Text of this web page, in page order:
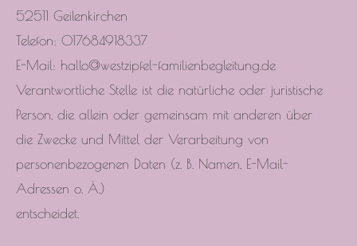
52511 Geilenkirchen
Telefon: 017684918337
E-Mail: hallo@westzipfel-familienbegleitung.de
Verantwortliche Stelle ist die natürliche oder juristische
Person, die allein oder gemeinsam mit anderen über
die Zwecke und Mittel der Verarbeitung von
personenbezogenen Daten (z. B. Namen, E-Mail-
Adressen o. Ä.)
entscheidet.